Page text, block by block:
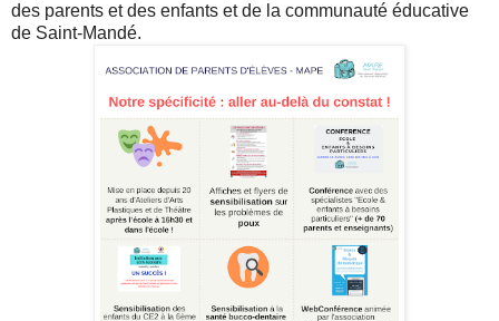
des parents et des enfants et de la communauté éducative
de Saint-Mandé.